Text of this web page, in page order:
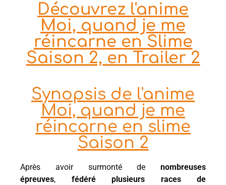
Découvrez l'anime
Moi, quand je me
réincarne en Slime
Saison 2, en Trailer 2
Synopsis de l'anime
Moi, quand je me
réincarne en slime
Saison 2
Après avoir surmonté de nombreuses
épreuves, fédéré plusieurs races de